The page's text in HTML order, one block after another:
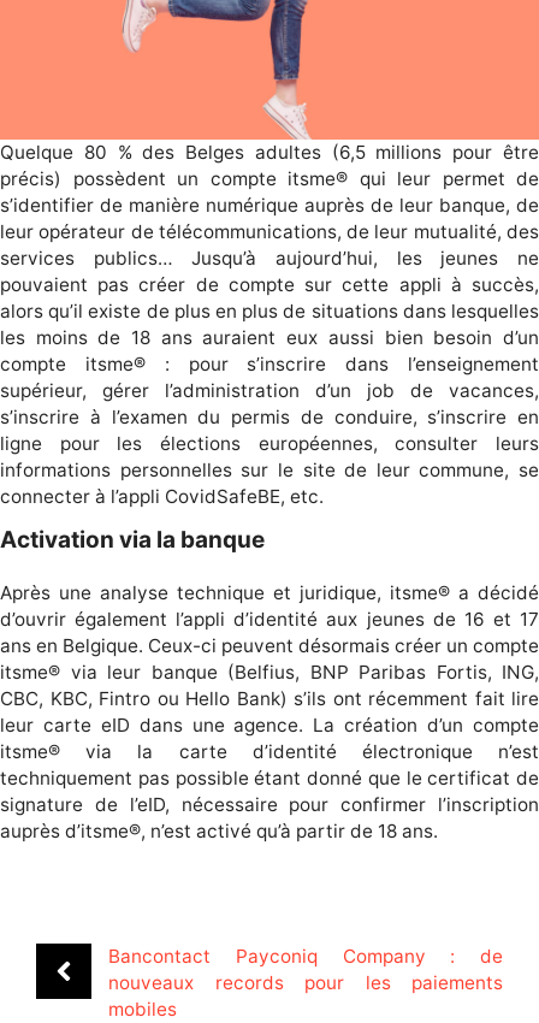
Quelque 80 % des Belges adultes (6,5 millions pour être
précis) possèdent un compte itsme® qui leur permet de
s’identifier de manière numérique auprès de leur banque, de
leur opérateur de télécommunications, de leur mutualité, des
services publics… Jusqu’à aujourd’hui, les jeunes ne
pouvaient pas créer de compte sur cette appli à succès,
alors qu’il existe de plus en plus de situations dans lesquelles
les moins de 18 ans auraient eux aussi bien besoin d’un
compte itsme® : pour s’inscrire dans l’enseignement
supérieur, gérer l’administration d’un job de vacances,
s’inscrire à l’examen du permis de conduire, s’inscrire en
ligne pour les élections européennes, consulter leurs
informations personnelles sur le site de leur commune, se
connecter à l’appli CovidSafeBE, etc.
Activation via la banque
Après une analyse technique et juridique, itsme® a décidé
d’ouvrir également l’appli d’identité aux jeunes de 16 et 17
ans en Belgique. Ceux-ci peuvent désormais créer un compte
itsme® via leur banque (Belfius, BNP Paribas Fortis, ING,
CBC, KBC, Fintro ou Hello Bank) s’ils ont récemment fait lire
leur carte eID dans une agence. La création d’un compte
itsme® via la carte d’identité électronique n’est
techniquement pas possible étant donné que le certificat de
signature de l’eID, nécessaire pour confirmer l’inscription
auprès d’itsme®, n’est activé qu’à partir de 18 ans.
Bancontact Payconiq Company : de
nouveaux records pour les paiements
mobiles